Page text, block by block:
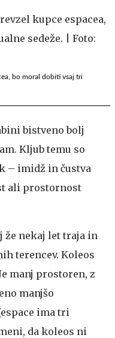
bo moral dobiti vsaj tri
bistveno bolj
Kljub temu so
– imidž in čustva
ali prostornost
že nekaj let traja in
terencev. Koleos
manj prostoren, z
manjšo
ima tri
da koleos ni